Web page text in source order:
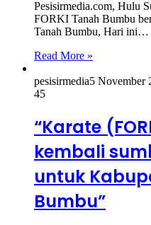
Pesisirmedia.com, Hulu
FORKI Tanah Bumbu
Tanah Bumbu, Hari ini…
Read More »
pesisirmedia5 November
45
“Karate
kembali
untuk
Bumbu”